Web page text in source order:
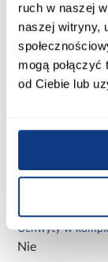
ruch w naszej
naszej witryny,
mogą
od Ciebie lub
Konstrukcja
MDF foliowany
Cokół w kolorze
Nie
Front do szafki
uchwyty należy
do tych
Uchwyty w
Nie